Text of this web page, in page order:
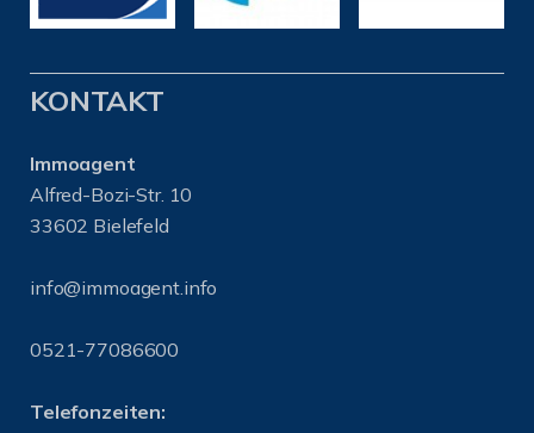
KONTAKT
Immoagent
Alfred-Bozi-Str. 10
33602 Bielefeld
info@immoagent.info
0521-77086600
Telefonzeiten: